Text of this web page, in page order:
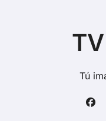
Tú